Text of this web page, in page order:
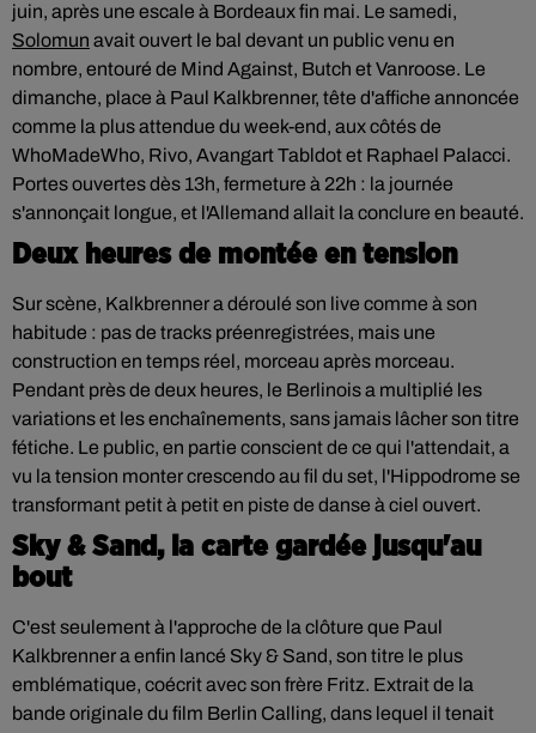
juin, après une escale à Bordeaux fin mai. Le samedi,
Solomun avait ouvert le bal devant un public venu en
nombre, entouré de Mind Against, Butch et Vanroose. Le
dimanche, place à Paul Kalkbrenner, tête d'affiche annoncée
comme la plus attendue du week-end, aux côtés de
WhoMadeWho, Rivo, Avangart Tabldot et Raphael Palacci.
Portes ouvertes dès 13h, fermeture à 22h : la journée
s'annonçait longue, et l'Allemand allait la conclure en beauté.
Deux heures de montée en tension
Sur scène, Kalkbrenner a déroulé son live comme à son
habitude : pas de tracks préenregistrées, mais une
construction en temps réel, morceau après morceau.
Pendant près de deux heures, le Berlinois a multiplié les
variations et les enchaînements, sans jamais lâcher son titre
fétiche. Le public, en partie conscient de ce qui l'attendait, a
vu la tension monter crescendo au fil du set, l'Hippodrome se
transformant petit à petit en piste de danse à ciel ouvert.
Sky & Sand, la carte gardée jusqu'au
bout
C'est seulement à l'approche de la clôture que Paul
Kalkbrenner a enfin lancé Sky & Sand, son titre le plus
emblématique, coécrit avec son frère Fritz. Extrait de la
bande originale du film Berlin Calling, dans lequel il tenait